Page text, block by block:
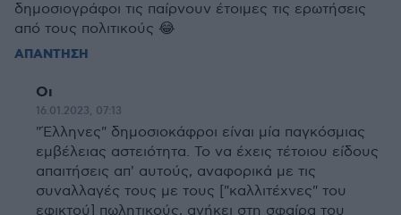
δημοσιογράφοι τις παίρνουν έτοιμες τις ερωτήσεις
από τους πολιτικούς 😂
ΑΠΑΝΤΗΣΗ
Οι
16.01.2023, 07:13
"Έλληνες" δημοσιοκάφροι είναι μία παγκόσμιας
εμβέλειας αστειότητα. Το να έχεις τέτοιου είδους
απαιτήσεις απ' αυτούς, αναφορικά με τις
συναλλαγές τους με τους ["καλλιτέχνες" του
εφικτού] πωλητικούς, ανήκει στη σφαίρα του